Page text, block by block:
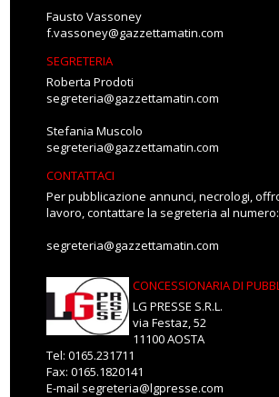
Fausto Vassoney
f.vassoney@gazzettamatin.com
SEGRETERIA
Roberta Prodoti
segreteria@gazzettamatin.com
Stefania Muscolo
segreteria@gazzettamatin.com
CONTATTACI
Per pubblicazione annunci, necrologi,
lavoro, contattare la segreteria al numero:
segreteria@gazzettamatin.com
CONCESSIONARIA DI
LG PRESSE S.R.L.
via Festaz, 52
11100 AOSTA
Tel: 0165.231711
Fax: 0165.1820141
E-mail segreteria@lgpresse.com